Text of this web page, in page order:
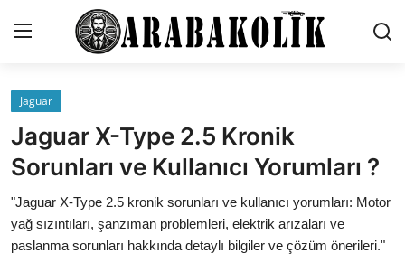
İletişim
Genel
Karşılaştırmalar
Testler
Jaguar
Jaguar X-Type 2.5 Kronik
Sorunları ve Kullanıcı Yorumları ?
"Jaguar X-Type 2.5 kronik sorunları ve kullanıcı yorumları: Motor
yağ sızıntıları, şanzıman problemleri, elektrik arızaları ve
paslanma sorunları hakkında detaylı bilgiler ve çözüm önerileri."